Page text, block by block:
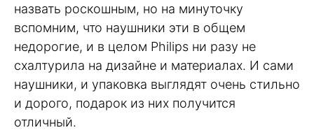
назвать роскошным, но на минуточку
вспомним, что наушники эти в общем
недорогие, и в целом Philips ни разу не
схалтурила на дизайне и материалах. И сами
наушники, и упаковка выглядят очень стильно
и дорого, подарок из них получится
отличный.